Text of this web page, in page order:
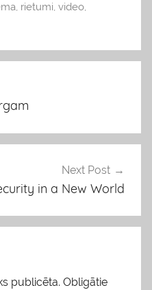
, rietumi, video,
Next Post
in a New World
publicēta. Obligātie